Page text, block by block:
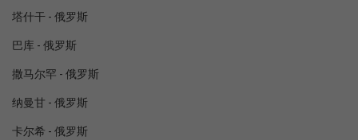
塔什干 - 俄罗斯
巴库 - 俄罗斯
撒马尔罕 - 俄罗斯
纳曼甘 - 俄罗斯
卡尔希 - 俄罗斯